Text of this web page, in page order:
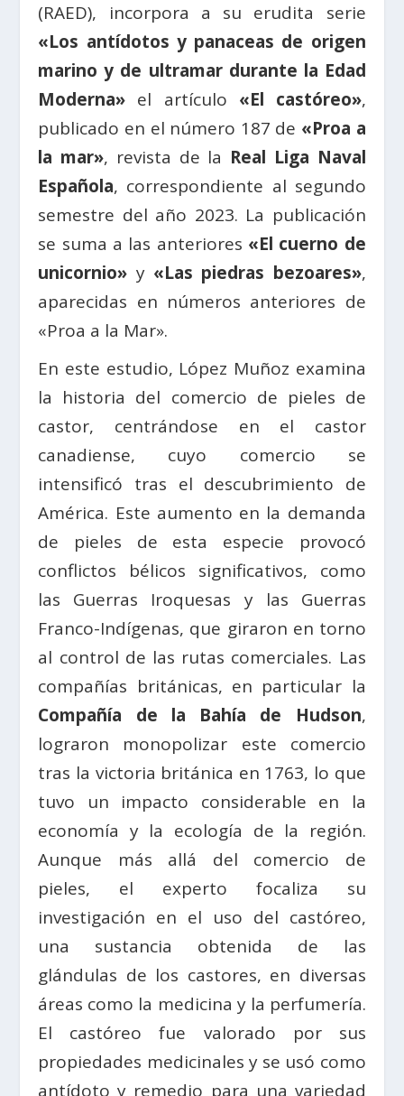
(RAED), incorpora a su erudita serie
«Los antídotos y panaceas de origen
marino y de ultramar durante la Edad
Moderna» el artículo «El castóreo»,
publicado en el número 187 de «Proa a
la mar», revista de la Real Liga Naval
Española, correspondiente al segundo
semestre del año 2023. La publicación
se suma a las anteriores «El cuerno de
unicornio» y «Las piedras bezoares»,
aparecidas en números anteriores de
«Proa a la Mar».
En este estudio, López Muñoz examina
la historia del comercio de pieles de
castor, centrándose en el castor
canadiense, cuyo comercio se
intensificó tras el descubrimiento de
América. Este aumento en la demanda
de pieles de esta especie provocó
conflictos bélicos significativos, como
las Guerras Iroquesas y las Guerras
Franco-Indígenas, que giraron en torno
al control de las rutas comerciales. Las
compañías británicas, en particular la
Compañía de la Bahía de Hudson,
lograron monopolizar este comercio
tras la victoria británica en 1763, lo que
tuvo un impacto considerable en la
economía y la ecología de la región.
Aunque más allá del comercio de
pieles, el experto focaliza su
investigación en el uso del castóreo,
una sustancia obtenida de las
glándulas de los castores, en diversas
áreas como la medicina y la perfumería.
El castóreo fue valorado por sus
propiedades medicinales y se usó como
antídoto y remedio para una variedad